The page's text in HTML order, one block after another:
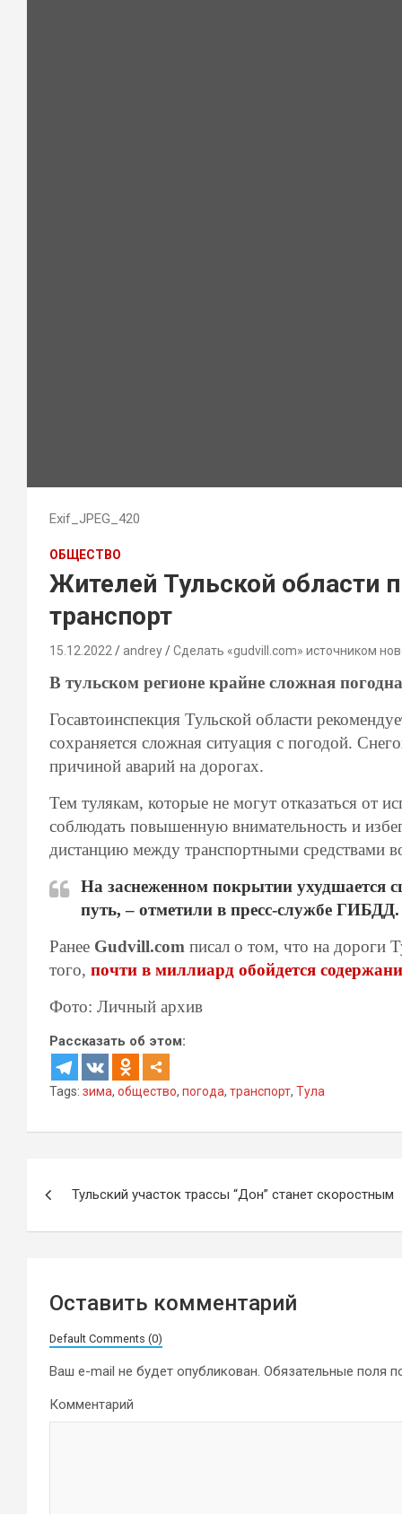
Exif_JPEG_420
ОБЩЕСТВО
Жителей Тульской области
транспорт
15.12.2022 andrey Сделать «gudvill.com» источником
В тульском регионе крайне сложная
Госавтоинспекция Тульской области
сохраняется сложная ситуация с погодой.
причиной аварий на дорогах.
Тем тулякам, которые не могут отказаться от
соблюдать повышенную внимательность и
дистанцию между транспортными средствами
На заснеженном покрытии ухудшается
путь, – отметили в пресс-службе ГИБДД.
Ранее Gudvill.com писал о том, что на дороги
того, почти в миллиард обойдется
Фото: Личный архив
Рассказать об этом:
Tags: зима, общество, погода, транспорт, Тула
Тульский участок трассы “Дон” станет скоростным
Оставить комментарий
Default Comments (0)
Ваш e-mail не будет опубликован. Обязательные поля
Комментарий